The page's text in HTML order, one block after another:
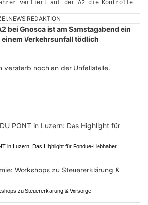
REDAKTION
bei Gnosca ist am Samstagabend ein
Verkehrsunfall tödlich
verstarb noch an der Unfallstelle.
in Luzern: Das Highlight für Fondue-Liebhaber
zu Steuererklärung & Vorsorge